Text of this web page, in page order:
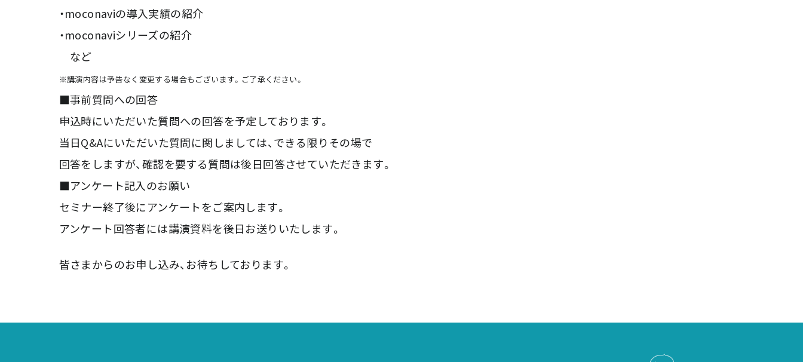
・moconaviの導入実績の紹介
・moconaviシリーズの紹介
など
※講演内容は予告なく変更する場合もございます。ご了承ください。
■事前質問への回答
申込時にいただいた質問への回答を予定しております。
当日Q&Aにいただいた質問に関しましては、できる限りその場で
回答をしますが、確認を要する質問は後日回答させていただきます。
■アンケート記入のお願い
セミナー終了後にアンケートをご案内します。
アンケート回答者には講演資料を後日お送りいたします。
皆さまからのお申し込み、お待ちしております。